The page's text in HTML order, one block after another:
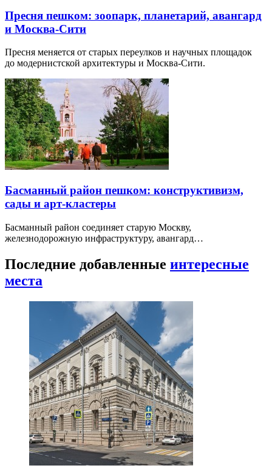
Пресня пешком: зоопарк, планетарий, авангард
и Москва-Сити
Пресня меняется от старых переулков и научных площадок
до модернистской архитектуры и Москва-Сити.
Басманный район пешком: конструктивизм,
сады и арт-кластеры
Басманный район соединяет старую Москву,
железнодорожную инфраструктуру, авангард…
Последние добавленные интересные
места